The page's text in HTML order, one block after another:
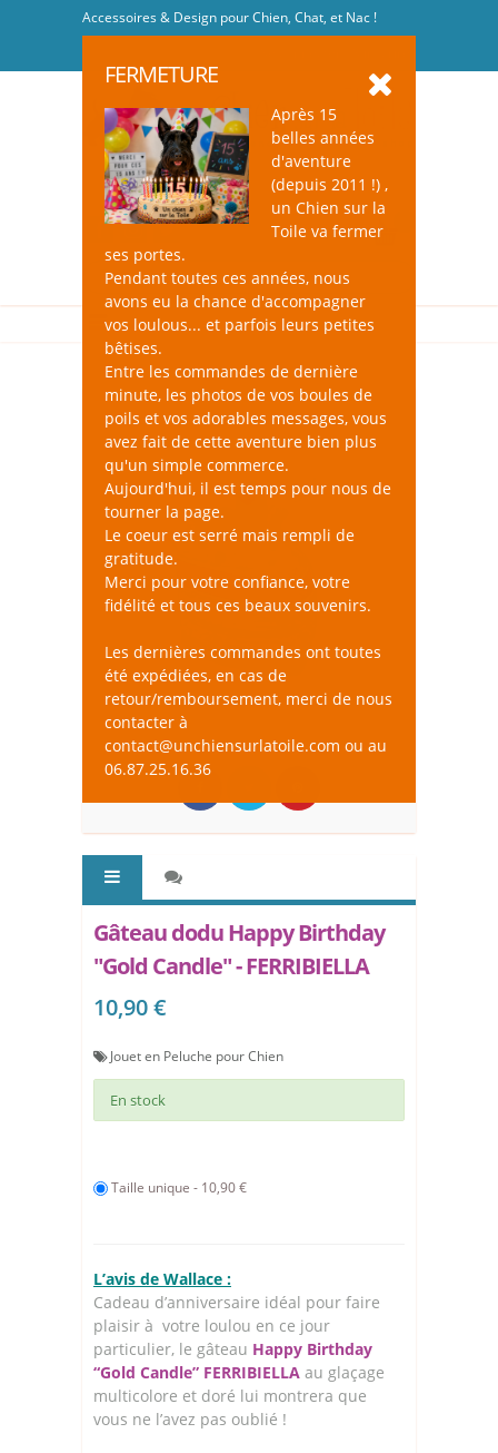
Accessoires & Design pour Chien, Chat, et Nac !
FERMETURE
Après 15
belles années
d'aventure
(depuis 2011 !) ,
un Chien sur la
Toile va fermer
ses portes.
Pendant toutes ces années, nous
avons eu la chance d'accompagner
vos loulous... et parfois leurs petites
bêtises.
Entre les commandes de dernière
minute, les photos de vos boules de
poils et vos adorables messages, vous
avez fait de cette aventure bien plus
qu'un simple commerce.
Aujourd'hui, il est temps pour nous de
tourner la page.
Le coeur est serré mais rempli de
gratitude.
Merci pour votre confiance, votre
fidélité et tous ces beaux souvenirs.
Les dernières commandes ont toutes
été expédiées, en cas de
retour/remboursement, merci de nous
contacter à
contact@unchiensurlatoile.com ou au
06.87.25.16.36
Gâteau dodu Happy Birthday
"Gold Candle" - FERRIBIELLA
10,90 €
Jouet en Peluche pour Chien
En stock
Taille unique - 10,90 €
L’avis de Wallace :
Cadeau d’anniversaire idéal pour faire
plaisir à votre loulou en ce jour
particulier, le gâteau Happy Birthday
“Gold Candle” FERRIBIELLA au glaçage
multicolore et doré lui montrera que
vous ne l’avez pas oublié !